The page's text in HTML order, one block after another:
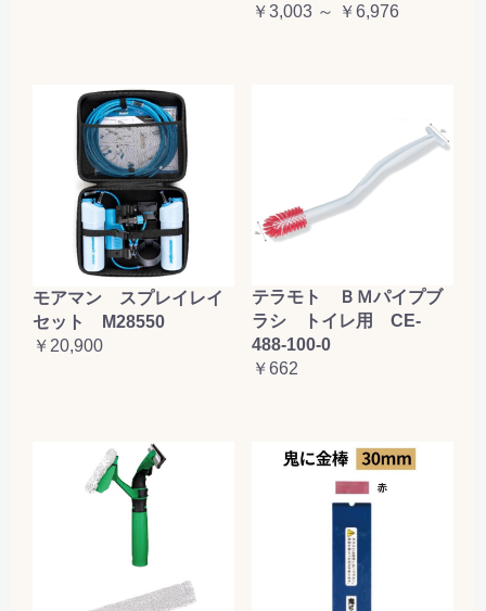
￥3,003 ～ ￥6,976
モアマン スプレイレイ
セット M28550
￥20,900
テラモト ＢＭパイプブ
ラシ トイレ用 CE-
488-100-0
￥662